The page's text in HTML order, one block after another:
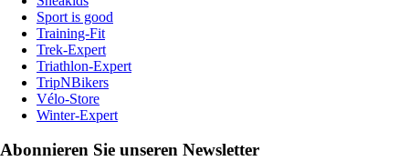
Sport is good
Training-Fit
Trek-Expert
Triathlon-Expert
TripNBikers
Vélo-Store
Winter-Expert
Abonnieren Sie unseren Newsletter